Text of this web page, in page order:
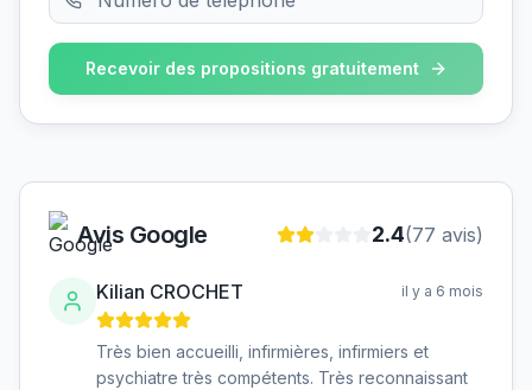
Recevoir des propositions gratuitement
Avis Google 2.4(77 avis)
Kilian CROCHET il y a 6 mois
Très bien accueilli, infirmières, infirmiers et
psychiatre très compétents. Très reconnaissant